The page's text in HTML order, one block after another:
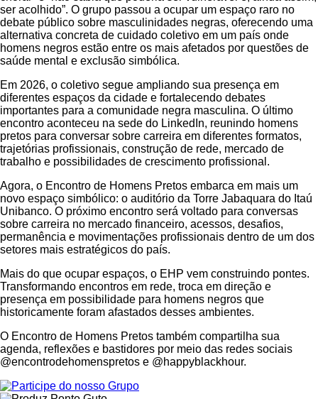
ser acolhido”. O grupo passou a ocupar um espaço raro no
debate público sobre masculinidades negras, oferecendo uma
alternativa concreta de cuidado coletivo em um país onde
homens negros estão entre os mais afetados por questões de
saúde mental e exclusão simbólica.
Em 2026, o coletivo segue ampliando sua presença em
diferentes espaços da cidade e fortalecendo debates
importantes para a comunidade negra masculina. O último
encontro aconteceu na sede do LinkedIn, reunindo homens
pretos para conversar sobre carreira em diferentes formatos,
trajetórias profissionais, construção de rede, mercado de
trabalho e possibilidades de crescimento profissional.
Agora, o Encontro de Homens Pretos embarca em mais um
novo espaço simbólico: o auditório da Torre Jabaquara do Itaú
Unibanco. O próximo encontro será voltado para conversas
sobre carreira no mercado financeiro, acessos, desafios,
permanência e movimentações profissionais dentro de um dos
setores mais estratégicos do país.
Mais do que ocupar espaços, o EHP vem construindo pontes.
Transformando encontros em rede, troca em direção e
presença em possibilidade para homens negros que
historicamente foram afastados desses ambientes.
O Encontro de Homens Pretos também compartilha sua
agenda, reflexões e bastidores por meio das redes sociais
@encontrodehomenspretos e @happyblackhour.